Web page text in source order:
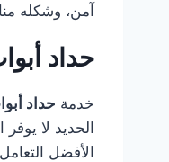
آمن، وشكله
حداد
خدمة حداد
الحديد لا
الأفضل